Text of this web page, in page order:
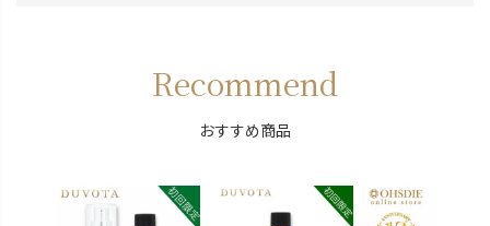
Recommend
おすすめ商品